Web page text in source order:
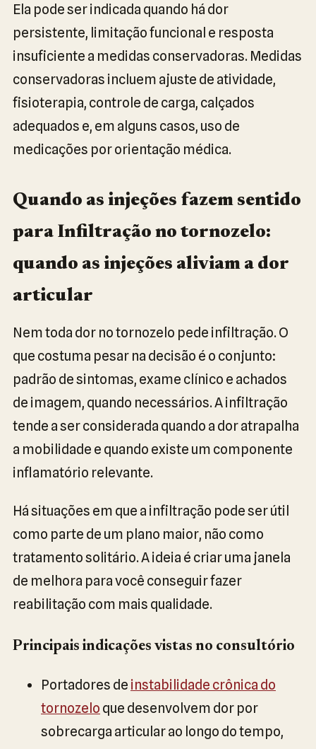
Ela pode ser indicada quando há dor
persistente, limitação funcional e resposta
insuficiente a medidas conservadoras. Medidas
conservadoras incluem ajuste de atividade,
fisioterapia, controle de carga, calçados
adequados e, em alguns casos, uso de
medicações por orientação médica.
Quando as injeções fazem sentido
para Infiltração no tornozelo:
quando as injeções aliviam a dor
articular
Nem toda dor no tornozelo pede infiltração. O
que costuma pesar na decisão é o conjunto:
padrão de sintomas, exame clínico e achados
de imagem, quando necessários. A infiltração
tende a ser considerada quando a dor atrapalha
a mobilidade e quando existe um componente
inflamatório relevante.
Há situações em que a infiltração pode ser útil
como parte de um plano maior, não como
tratamento solitário. A ideia é criar uma janela
de melhora para você conseguir fazer
reabilitação com mais qualidade.
Principais indicações vistas no consultório
Portadores de instabilidade crônica do
tornozelo que desenvolvem dor por
sobrecarga articular ao longo do tempo,